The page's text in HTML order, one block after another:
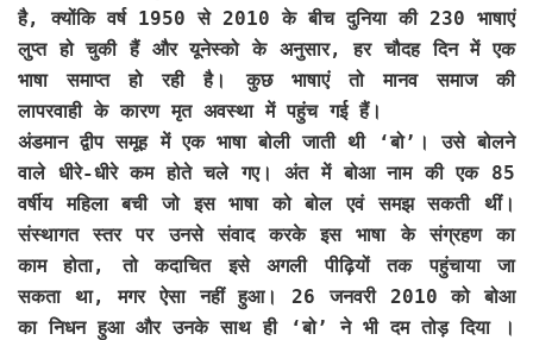
है, क्योंकि वर्ष 1950 से 2010 के बीच दुनिया की 230 भाषाएं
लुप्त हो चुकी हैं और यूनेस्को के अनुसार, हर चौदह दिन में एक
भाषा समाप्त हो रही है। कुछ भाषाएं तो मानव समाज की
लापरवाही के कारण मृत अवस्था में पहुंच गई हैं।
अंडमान द्वीप समूह में एक भाषा बोली जाती थी ‘बो’। उसे बोलने
वाले धीरे-धीरे कम होते चले गए। अंत में बोआ नाम की एक 85
वर्षीय महिला बची जो इस भाषा को बोल एवं समझ सकती थीं।
संस्थागत स्तर पर उनसे संवाद करके इस भाषा के संग्रहण का
काम होता, तो कदाचित इसे अगली पीढ़ियों तक पहुंचाया जा
सकता था, मगर ऐसा नहीं हुआ। 26 जनवरी 2010 को बोआ
का निधन हुआ और उनके साथ ही ‘बो’ ने भी दम तोड़ दिया ।